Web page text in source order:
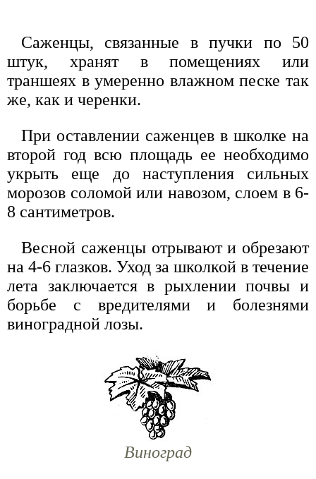
Саженцы, связанные в пучки по 50
штук, хранят в помещениях или
траншеях в умеренно влажном песке так
же, как и черенки.
При оставлении саженцев в школке на
второй год всю площадь ее необходимо
укрыть еще до наступления сильных
морозов соломой или навозом, слоем в 6-
8 сантиметров.
Весной саженцы отрывают и обрезают
на 4-6 глазков. Уход за школкой в течение
лета заключается в рыхлении почвы и
борьбе с вредителями и болезнями
виноградной лозы.
Виноград